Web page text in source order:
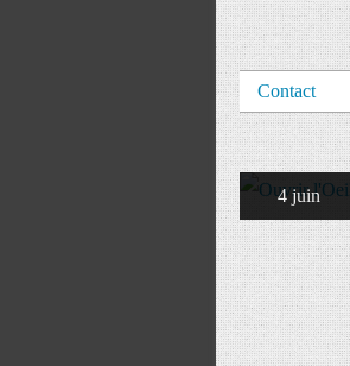
Contact
4 juin